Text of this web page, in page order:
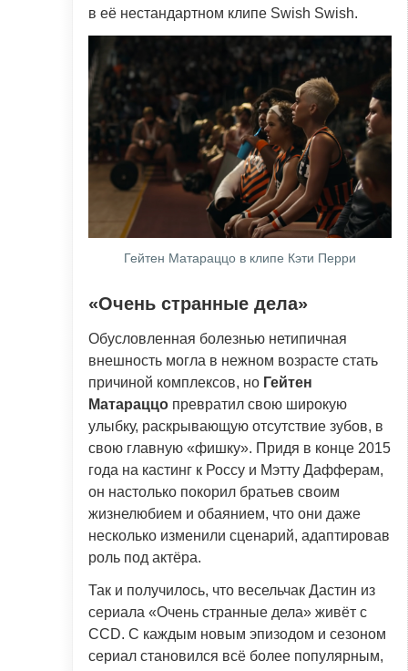
в её нестандартном клипе Swish Swish.
Гейтен Матараццо в клипе Кэти Перри
«Очень странные дела»
Обусловленная болезнью нетипичная
внешность могла в нежном возрасте стать
причиной комплексов, но Гейтен
Матараццо превратил свою широкую
улыбку, раскрывающую отсутствие зубов, в
свою главную «фишку». Придя в конце 2015
года на кастинг к Россу и Мэтту Дафферам,
он настолько покорил братьев своим
жизнелюбием и обаянием, что они даже
несколько изменили сценарий, адаптировав
роль под актёра.
Так и получилось, что весельчак Дастин из
сериала «Очень странные дела» живёт с
CCD. С каждым новым эпизодом и сезоном
сериал становился всё более популярным,